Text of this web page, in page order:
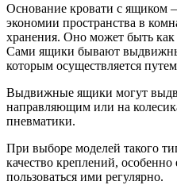
Основание кровати с ящиком
экономии пространства в
хранения. Оно может быть как
Сами ящики бывают
которым осуществляется
Выдвижные ящики могут
направляющим или на
пневматики.
При выборе моделей такого
качество креплений,
пользоваться ими регулярно.